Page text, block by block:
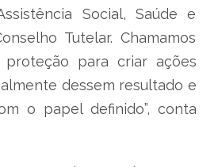
Social, Saúde e
Tutelar. Chamamos
para criar ações
dessem resultado e
o papel definido”, conta